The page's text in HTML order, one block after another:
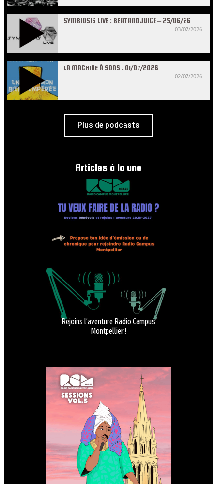
SYMBIOSIS LIVE : BEATANDJUICE – 25/06/26
03/07/2026
LA MACHINE À SONS : 01/07/2026
02/07/2026
Plus de podcasts
Articles à la une
Rejoins l’aventure Radio Campus
Montpellier !